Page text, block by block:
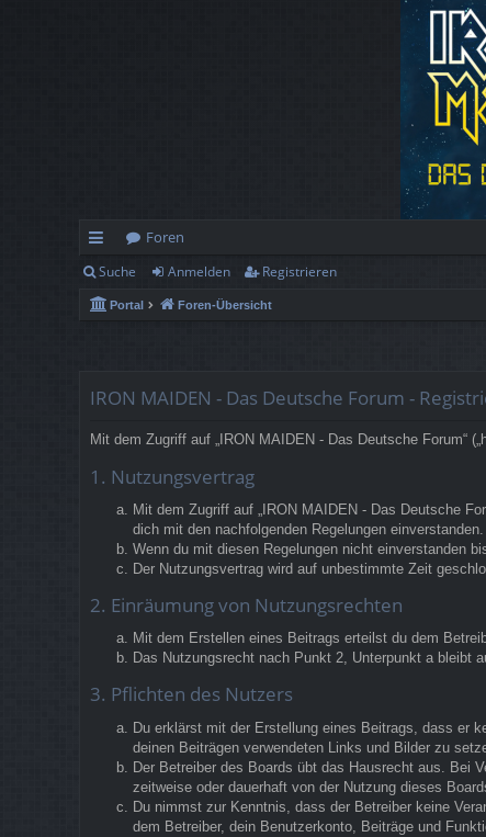
ch
ne
Foren
Suche Anmelden Registrieren
Portal Foren-Übersicht
IRON MAIDEN - Das Deutsche Forum -
Mit dem Zugriff auf „IRON MAIDEN - Das Deutsche Forum“
1. Nutzungsvertrag
Mit dem Zugriff auf „IRON MAIDEN - Das Deutsche
dich mit den nachfolgenden Regelungen einverstanden.
Wenn du mit diesen Regelungen nicht einverstanden
Der Nutzungsvertrag wird auf unbestimmte Zeit
2. Einräumung von Nutzungsrechten
Mit dem Erstellen eines Beitrags erteilst du dem
Das Nutzungsrecht nach Punkt 2, Unterpunkt a bleibt
3. Pflichten des Nutzers
Du erklärst mit der Erstellung eines Beitrags, dass er
deinen Beiträgen verwendeten Links und Bilder zu
Der Betreiber des Boards übt das Hausrecht aus. Bei
zeitweise oder dauerhaft von der Nutzung dieses
Du nimmst zur Kenntnis, dass der Betreiber keine
dem Betreiber, dein Benutzerkonto, Beiträge und